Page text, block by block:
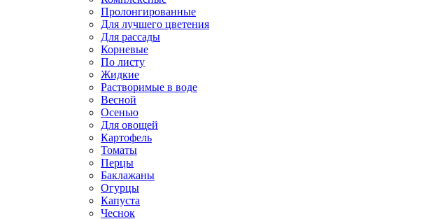
Пролонгированные
Для лучшего цветения
Для рассады
Корневые
По листу
Жидкие
Растворимые в воде
Весной
Осенью
Для овощей
Картофель
Томаты
Перцы
Баклажаны
Огурцы
Капуста
Чеснок